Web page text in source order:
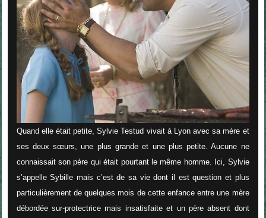
Quand elle était petite, Sylvie Testud vivait à Lyon avec sa mère et
ses deux sœurs, une plus grande et une plus petite. Aucune ne
connaissait son père qui était pourtant le même homme. Ici, Sylvie
s’appelle Sybille mais c’est de sa vie dont il est question et plus
particulièrement de quelques mois de cette enfance entre une mère
débordée sur-protectrice mais insatisfaite et un père absent dont